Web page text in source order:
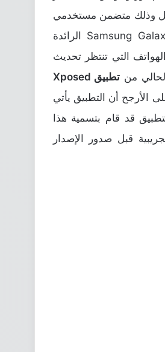
وذلك متضمن مستخدمي
هواتف Google Pixel وأيضًا هواتف Xperia XZ1 وكذلك هواتف Samsung Galaxy الرائدة
التي تنتظر تحديث
من
تطبيق Xposed
الأرجح أن التطبيق يأتي
قد قام بتسمية هذا
قبل صدور الإصدار